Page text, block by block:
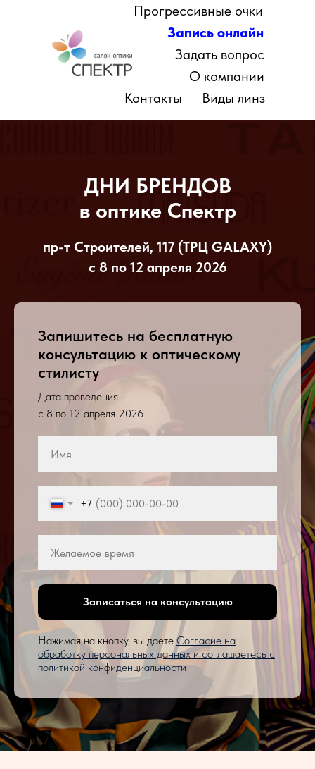
Прогрессивные очки
Виды линз
О компании
Запись онлайн
Задать вопрос
Контакты
ДНИ БРЕНДОВ
в оптике Спектр
пр-т Строителей, 117 (ТРЦ GALAXY)
с 8 по 12 апреля 2026
Запишитесь на бесплатную
консультацию к оптическому
стилисту
Дата проведения -
с 8 по 12 апреля 2026
+7
Записаться на консультацию
Нажимая на кнопку, вы даетеСогласие на
обработку персональных данных и соглашаетесь c
политикой конфиденциальности